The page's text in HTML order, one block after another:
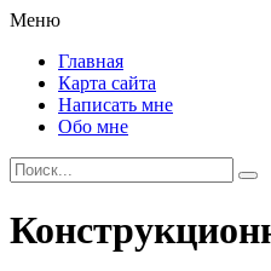
Меню
Главная
Карта сайта
Написать мне
Обо мне